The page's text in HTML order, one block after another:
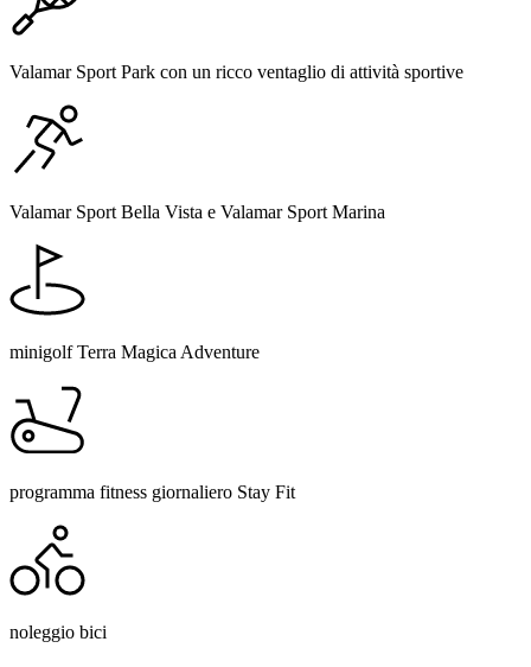
Valamar Sport Park con un ricco ventaglio di attività sportive
Valamar Sport Bella Vista e Valamar Sport Marina
minigolf Terra Magica Adventure
programma fitness giornaliero Stay Fit
noleggio bici